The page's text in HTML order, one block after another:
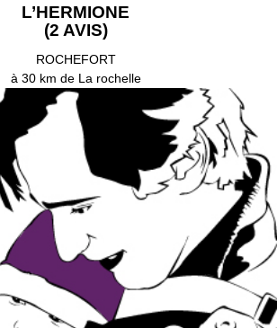
L’HERMIONE
(2 AVIS)
ROCHEFORT
à 30 km de La rochelle